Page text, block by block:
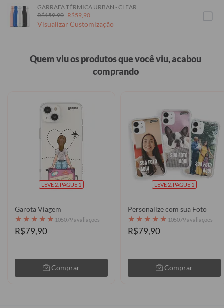
GARRAFA TÉRMICA URBAN - CLEAR
R$159,90 R$59,90
Visualizar Customização
Quem viu os produtos que você viu, acabou
comprando
LEVE 2, PAGUE 1
Garota Viagem
★ ★ ★ ★ ★ 105079 avaliações
R$79,90
Comprar
LEVE 2, PAGUE 1
Personalize com sua Foto
★ ★ ★ ★ ★ 105079 avaliações
R$79,90
Comprar